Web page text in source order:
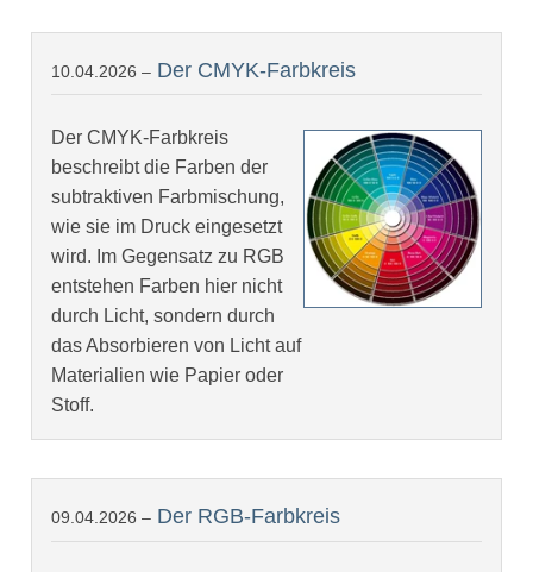
10.04.2026 – Der CMYK-Farbkreis
Der CMYK-Farbkreis
beschreibt die Farben der
subtraktiven Farbmischung,
wie sie im Druck eingesetzt
wird. Im Gegensatz zu RGB
entstehen Farben hier nicht
durch Licht, sondern durch
das Absorbieren von Licht auf
Materialien wie Papier oder
Stoff.
09.04.2026 – Der RGB-Farbkreis